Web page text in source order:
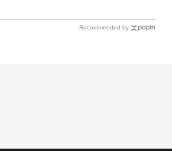
Recommended by